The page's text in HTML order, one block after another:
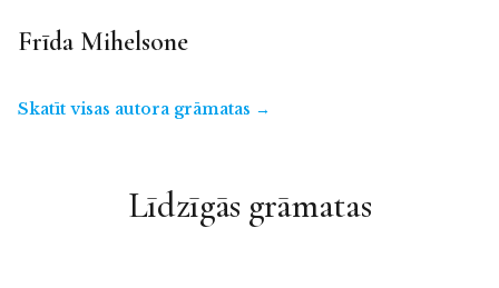
Frīda Mihelsone
Skatīt visas autora grāmatas →
Līdzīgās grāmatas